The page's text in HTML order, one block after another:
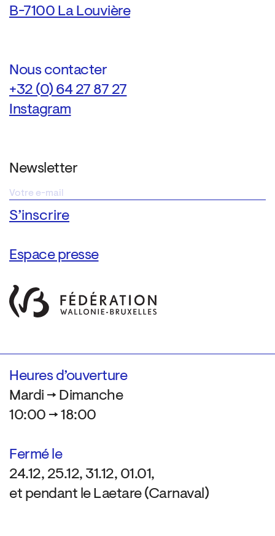
B-7100 La Louvière
Nous contacter
+32 (0) 64 27 87 27
Instagram
Newsletter
Espace presse
Heures d’ouverture
Mardi → Dimanche
10:00 → 18:00
Fermé le
24.12, 25.12, 31.12, 01.01,
et pendant le Laetare (Carnaval)